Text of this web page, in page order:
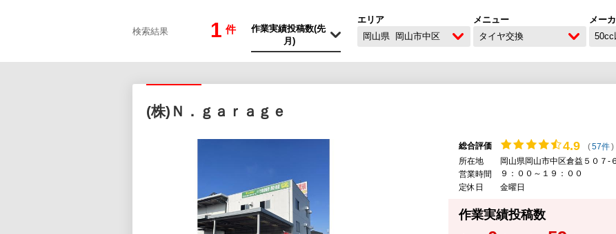
検索結果 1 件
エリア
岡山県
岡山市中区
メニュー
タイヤ交換
メー
50cc
(株)Ｎ．ｇａｒａｇｅ
総合評価 4.9 (57件)
所在地
岡山県岡山市中区倉益５０７-６
営業時間
９：００～１９：００
定休日
金曜日
作業実績投稿数